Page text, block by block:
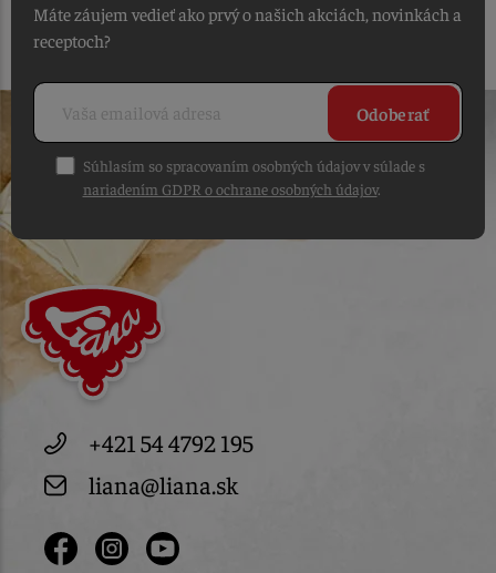
Máte záujem vedieť ako prvý o našich akciách, novinkách a
receptoch?
Odoberať
Súhlasím so spracovaním osobných údajov v súlade s
nariadením GDPR o ochrane osobných údajov.
+421 54 4792 195
liana@liana.sk